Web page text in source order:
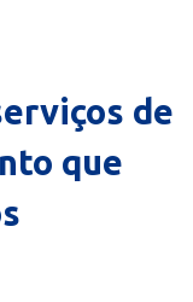
de
que